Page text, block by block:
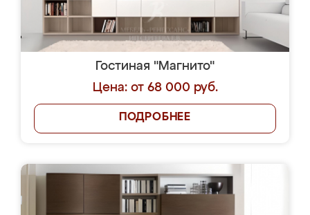
Гостиная "Магнито"
Цена: от 68 000 руб.
ПОДРОБНЕЕ